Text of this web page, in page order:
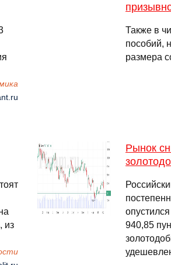
Также в
пособий,
размера
из
Рынок
940,85